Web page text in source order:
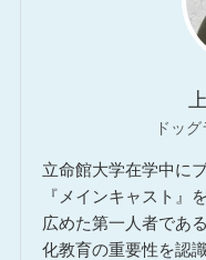
ドッ
立命館大学在学中に
『メインキャスト』
広めた第一人者であ
化教育の重要性を認